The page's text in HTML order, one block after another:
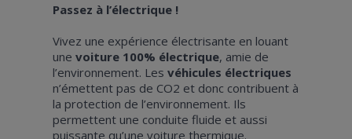
Passez à l’électrique !
Vivez une expérience électrisante en louant
une voiture 100% électrique, amie de
l’environnement. Les véhicules électriques
n’émettent pas de CO2 et donc contribuent à
la protection de l’environnement. Ils
permettent une conduite fluide et aussi
puissante qu’une voiture thermique.